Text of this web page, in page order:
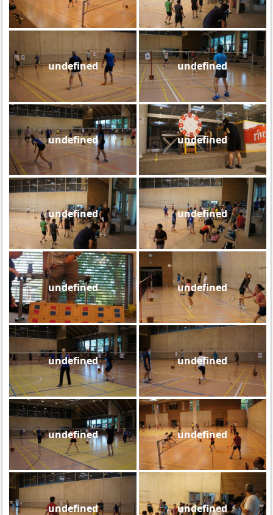
undefined undefined
undefined undefined
undefined undefined
undefined undefined
undefined undefined
undefined undefined
undefined undefined